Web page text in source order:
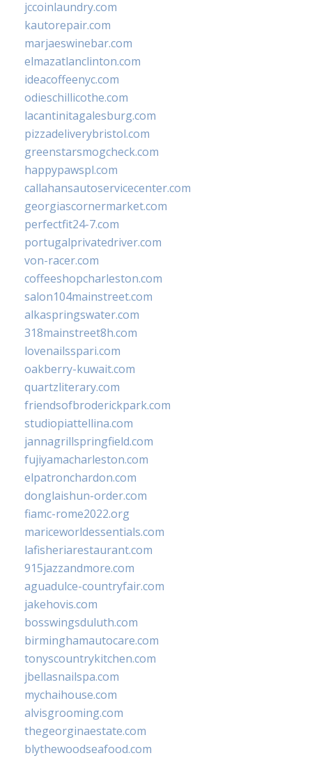
jccoinlaundry.com
kautorepair.com
marjaeswinebar.com
elmazatlanclinton.com
ideacoffeenyc.com
odieschillicothe.com
lacantinitagalesburg.com
pizzadeliverybristol.com
greenstarsmogcheck.com
happypawspl.com
callahansautoservicecenter.com
georgiascornermarket.com
perfectfit24-7.com
portugalprivatedriver.com
von-racer.com
coffeeshopcharleston.com
salon104mainstreet.com
alkaspringswater.com
318mainstreet8h.com
lovenailsspari.com
oakberry-kuwait.com
quartzliterary.com
friendsofbroderickpark.com
studiopiattellina.com
jannagrillspringfield.com
fujiyamacharleston.com
elpatronchardon.com
donglaishun-order.com
fiamc-rome2022.org
mariceworldessentials.com
lafisheriarestaurant.com
915jazzandmore.com
aguadulce-countryfair.com
jakehovis.com
bosswingsduluth.com
birminghamautocare.com
tonyscountrykitchen.com
jbellasnailspa.com
mychaihouse.com
alvisgrooming.com
thegeorginaestate.com
blythewoodseafood.com